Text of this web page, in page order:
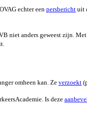
echter een persbericht uit
niet anders geweest zijn.
omheen kan. Ze verzoekt
Is deze